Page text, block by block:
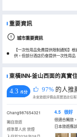
重要資訊
城市重要資訊
【一次性用品免費提供限制通知】
供。但部分酒店仍會提供一次性用
東橫INN-釜山西面的真實
4.3 /5分 97% 的人推
Chang987654321
獨自旅遊
標準單人房 禁煙
4.5 很好
很適合獨旅
日本旅遊應